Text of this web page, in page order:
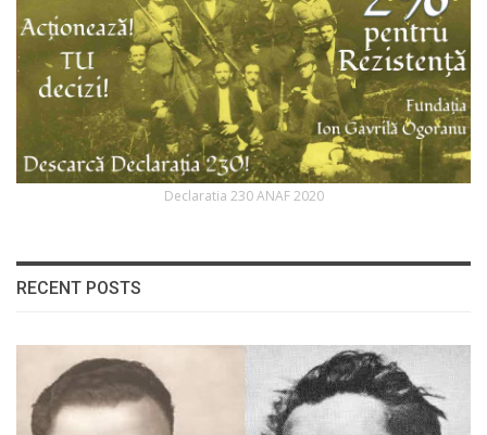
Declaratia 230 ANAF 2020
RECENT POSTS